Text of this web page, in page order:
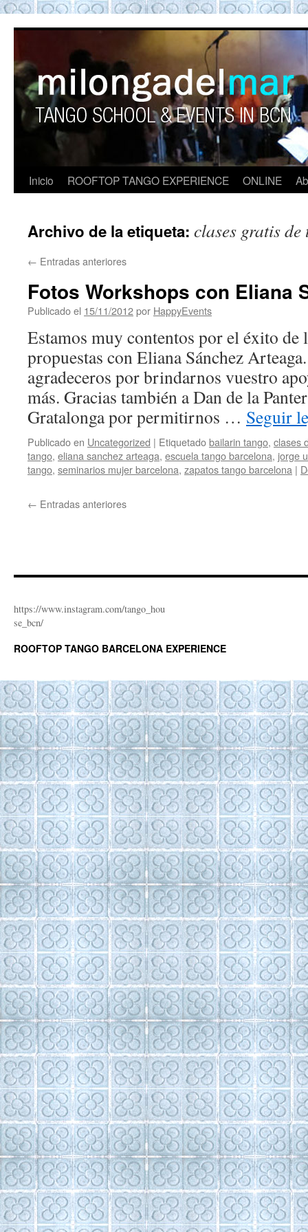
ROOFTOP TANGO
Barcelona. Show Tango. barcelona
experience. Private Tango Lesson. Rooftop
Tango experience Barcelona. Tango
Barcelona
Inicio ROOFTOP TANGO EXPERIENCE ONLINE
Archivo de la etiqueta: clases gratis de
← Entradas anteriores
Fotos Workshops con Eliana
Publicado el 15/11/2012por HappyEvents
Estamos muy contentos por el éxito de
propuestas con Eliana Sánchez
agradeceros por brindarnos vuestro
más. Gracias también a Dan de la
Gratalonga por permitirnos … Seguir
Publicado en Uncategorized | Etiquetadobailarin tango, clases
tango, eliana sanchez arteaga, escuela tango barcelona, jorge
tango, seminarios mujer barcelona, zapatos tango barcelona |
← Entradas anteriores
https://www.instagram.com/tango_hou
se_bcn/
ROOFTOP TANGO BARCELONA EXPERIENCE